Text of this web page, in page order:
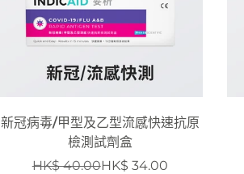
新冠病毒/甲型及⼄型流感快速抗原
檢測試劑盒
HK$ 40.00HK$ 34.00